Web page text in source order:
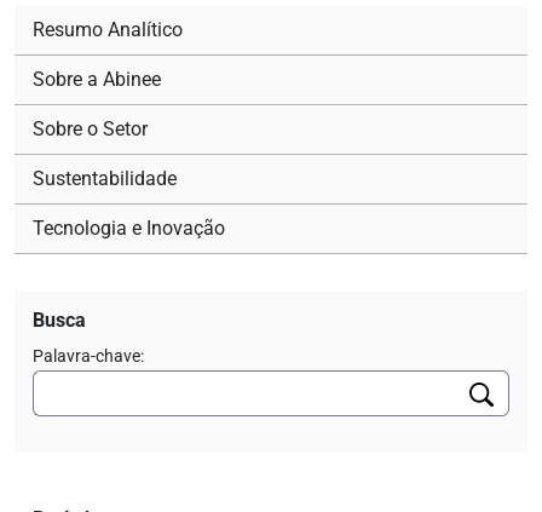
Resumo Analítico
Sobre a Abinee
Sobre o Setor
Sustentabilidade
Tecnologia e Inovação
Busca
Palavra-chave: